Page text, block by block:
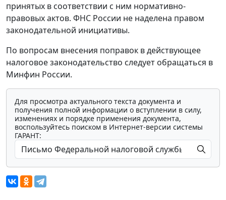
принятых в соответствии с ним нормативно-
правовых актов. ФНС России не наделена правом
законодательной инициативы.
По вопросам внесения поправок в действующее
налоговое законодательство следует обращаться в
Минфин России.
Для просмотра актуального текста документа и
получения полной информации о вступлении в силу,
изменениях и порядке применения документа,
воспользуйтесь поиском в Интернет-версии системы
ГАРАНТ: